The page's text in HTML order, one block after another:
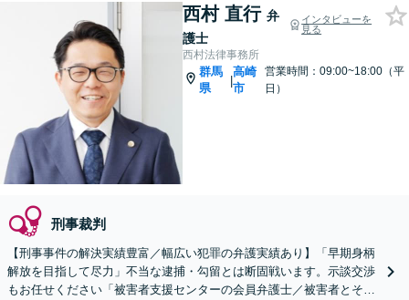
西村 直行 弁
護士
インタビューを
見る
西村法律事務所
群馬
県
|
高崎
市
営業時間：09:00~18:00（平
日）
刑事裁判
【刑事事件の解決実績豊富／幅広い犯罪の弁護実績あり】「早期身柄
解放を目指して尽力」不当な逮捕・勾留とは断固戦います。示談交渉
もお任せください「被害者支援センターの会員弁護士／被害者とその